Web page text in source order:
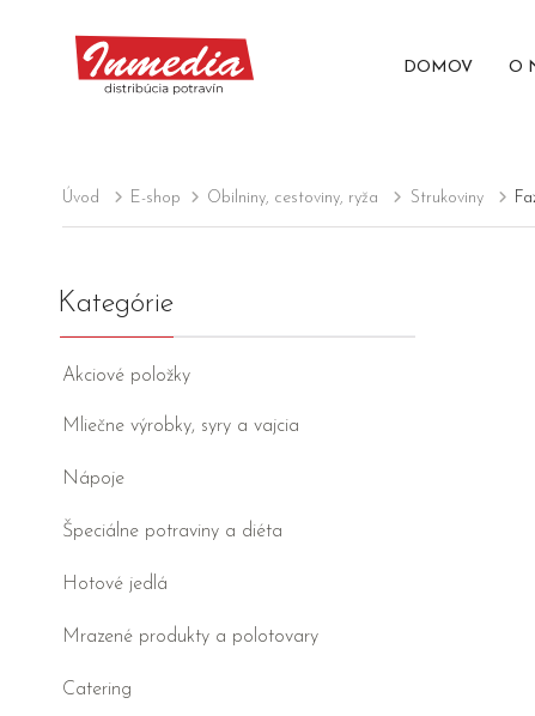
DOMOV O
Úvod E-shop Obilniny, cestoviny, ryža Strukoviny
Kategórie
Akciové položky
Mliečne výrobky, syry a vajcia
Nápoje
Špeciálne potraviny a diéta
Hotové jedlá
Mrazené produkty a polotovary
Catering